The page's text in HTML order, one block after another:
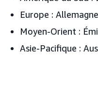
Europe :
Moyen-Orient :
Asie-Pacifique :